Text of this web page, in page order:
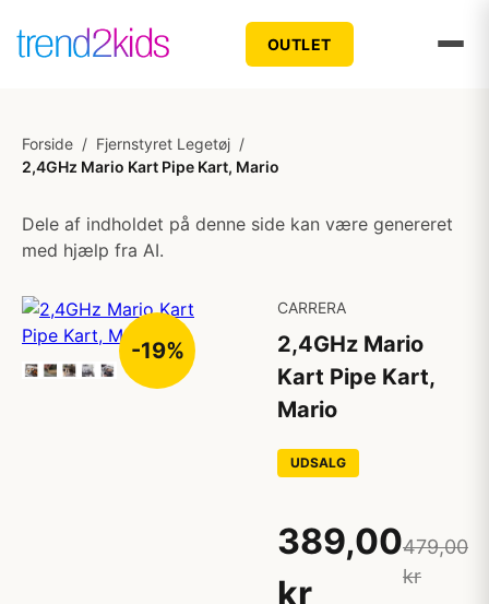
OUTLET
Forside / Fjernstyret Legetøj /
2,4GHz Mario Kart Pipe Kart, Mario
Dele af indholdet på denne side kan være genereret
med hjælp fra AI.
-19%
CARRERA
2,4GHz Mario
Kart Pipe Kart,
Mario
UDSALG
389,00
kr
479,00
kr